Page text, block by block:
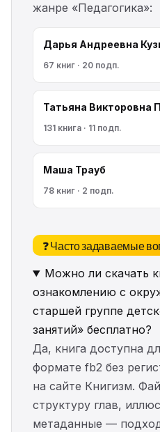
жанре «Педагогика»:
Дарья Андреевна
67 книг · 20 подп.
Татьяна Викторовна
131 книга · 11 подп.
Маша Трауб
78 книг · 2 подп.
❓ Часто задаваемые
Можно ли скачать
ознакомлению с
старшей группе
занятий» бесплатно?
Да, книга доступна
формате fb2 без
на сайте Книгизм.
структуру глав,
метаданные —